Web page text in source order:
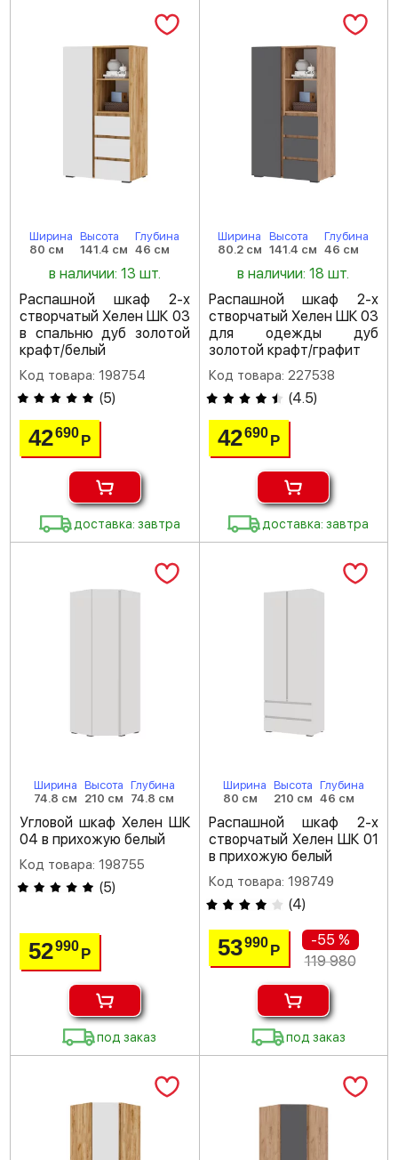
Ширина
80 см
Высота
141.4 см
Глубина
46 см
в наличии: 13 шт.
Распашной шкаф 2-х
створчатый Хелен ШК 03
в спальню дуб золотой
крафт/белый
Код товара: 198754
(5)
42690Р
доставка: завтра
Ширина
80.2 см
Высота
141.4 см
Глубина
46 см
в наличии: 18 шт.
Распашной шкаф 2-х
створчатый Хелен ШК 03
для одежды дуб
золотой крафт/графит
Код товара: 227538
(4.5)
42690 Р
доставка: завтра
Ширина
74.8 см
Высота
210 см
Глубина
74.8 см
Угловой шкаф Хелен ШК
04 в прихожую белый
Код товара: 198755
(5)
52990Р
под заказ
Ширина
80 см
Высота
210 см
Глубина
46 см
Распашной шкаф 2-х
створчатый Хелен ШК 01
в прихожую белый
Код товара: 198749
(4)
53990 Р
-55 %
119 980
под заказ